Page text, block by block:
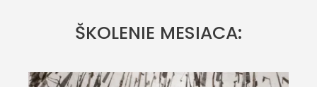
ŠKOLENIE MESIACA: